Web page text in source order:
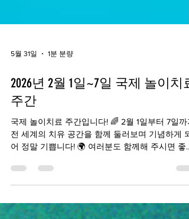
5월 31일
2026년 2월 1일~7일 국제 놀이치료
주간
국제 놀이치료 주간입니다! 🌈 2월 1일부터 7일까
습니다! 💫 올해 우리는 전 세계의 힐링 공간을 찾
떠나는 월드 투어를 진행합니다 — 그리고 여러분